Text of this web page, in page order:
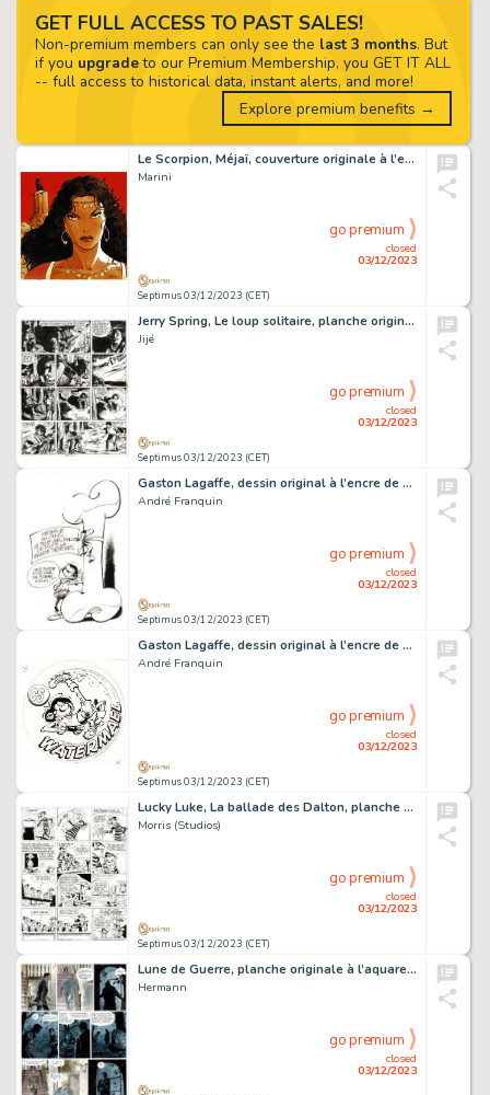
Le Scorpion, Méjaï, couverture originale à l’encre de chine et à l’écoline réalisée pour le magazine Sapristi ! n° 46 du 1er septembre 2000.
Marini
Septimus 03/12/2023 (CET)
closed
03/12/2023
go premium
Jerry Spring, Le loup solitaire, planche originale à l’encre de chine publiée dans le Journal Spirou en 1964 et en album en 1965. La première case a été reprise par Jijé pour le 4ème de couverture de l’album “Mon ami Red”…
Jijé
Septimus 03/12/2023 (CET)
closed
03/12/2023
go premium
Gaston Lagaffe, dessin original à l’encre de chine faisant la promotion des albums de Boule et Bill, publié dans le catalogue Dupuis de 1969.
André Franquin
Septimus 03/12/2023 (CET)
closed
03/12/2023
go premium
Gaston Lagaffe, dessin original à l’encre de chine réalisé pour un autocollant (club de foot de Watermael-Boistfort). Ce dessin a également servi de couverture pour l’album “Lagaffe Champion !” paru en 2018 chez Dupuis. On…
André Franquin
Septimus 03/12/2023 (CET)
closed
03/12/2023
go premium
Lucky Luke, La ballade des Dalton, planche originale à l’encre de chine pour cet album paru en 1986 chez Dargaud, signée Morris et Goscinny.
Morris (Studios)
Septimus 03/12/2023 (CET)
closed
03/12/2023
go premium
Lune de Guerre, planche originale à l’aquarelle pour cet album paru en 2000 chez Dupuis.
Hermann
closed
03/12/2023
go premium
GET FULL ACCESS TO PAST SALES!
Non-premium members can only see the last 3 months. But
if you upgradeto our Premium Membership, you GET IT ALL
-- full access to historical data, instant alerts, and more!
Explore premium benefits →